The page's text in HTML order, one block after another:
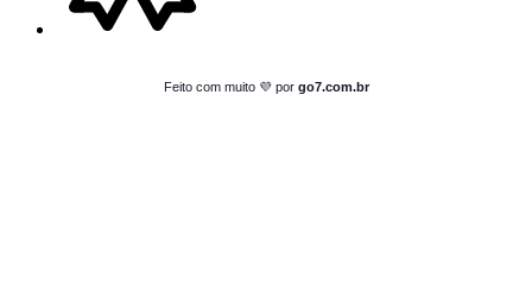
Feito com muito 💜 por go7.com.br